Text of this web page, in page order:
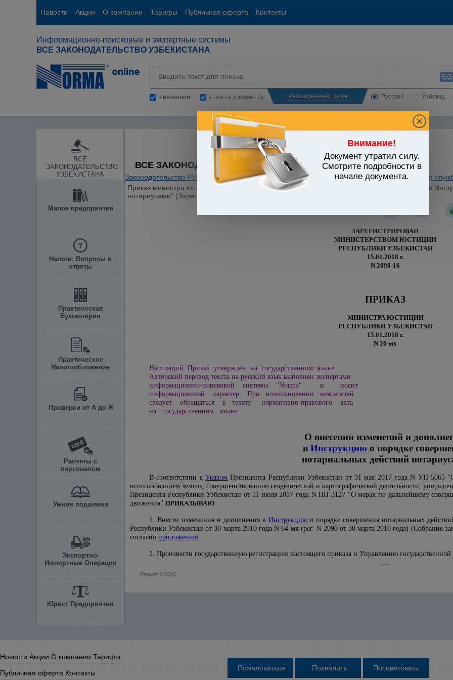
Новости Акции О компании Тарифы Публичная оферта Контакты
Информационно-поисковые и экспертные системы
ВСЕ ЗАКОНОДАТЕЛЬСТВО УЗБЕКИСТАНА
в названии в тексте документа Расширенный поиск Русский Ўзбекча
ВСЕ
ЗАКОНОДАТЕЛЬСТВО
УЗБЕКИСТАНА
Малое предприятие
Налоги: Вопросы и
ответы
Практическая
Бухгалтерия
Практическое
Налогообложение
Проверки от А до Я
Расчеты с
персоналом
Умная подшивка
Экспортно-
Импортные Операции
Юрист Предприятия
Внимание!
Документ утратил силу.
Смотрите подробности в
начале документа.
ВСЕ ЗАКОНОДАТЕЛЬСТВО УЗБЕКИСТАНА
Законодательство РУз Прокуратура. Органы юстиции. Нотариат. Адвокатура. Юридическая
Приказ министра юстиции от 15.01.2018 г. N 26-мх "О внесении изменений и дополнений в
нотариусами" (Зарегистрирован МЮ 15.01.2018 г. N 2090-16)
ЗАРЕГИСТРИРОВАН
МИНИСТЕРСТВОМ ЮСТИЦИИ
РЕСПУБЛИКИ УЗБЕКИСТАН
15.01.2018 г.
N 2090-16
ПРИКАЗ
МИНИСТРА ЮСТИЦИИ
РЕСПУБЛИКИ УЗБЕКИСТАН
15.01.2018 г.
N 26-мх
Настоящий Приказ утвержден на государственном языке.
Авторский перевод текста на русский язык выполнен экспертами
информационно-поисковой системы "Norma" и носит
информационный характер. При возникновении неясностей
следует обращаться к тексту нормативно-правового акта
на государственном языке.
О внесении изменений и
в Инструкцию о порядке
нотариальных действий
В соответствии сУказом Президента Республики Узбекистан от 31 мая 2017 года N УП-5065
использованием земель, совершенствованию геодезической и картографической деятельности,
Президента Республики Узбекистан от 11 июля 2017 года N ПП-3127 "О мерах по дальнейшему
движения" ПРИКАЗЫВАЮ:
1. Внести изменения и дополнения в Инструкцию о порядке совершения нотариальных
Республики Узбекистан от 30 марта 2010 года N 64-мх (рег. N 2090 от 30 марта 2010 года) (Собрание
согласно приложению.
2. Произвести государственную регистрацию настоящего приказа и Управлению
Время: 0.0045
Новости Акции О компании Тарифы
Публичная оферта Контакты